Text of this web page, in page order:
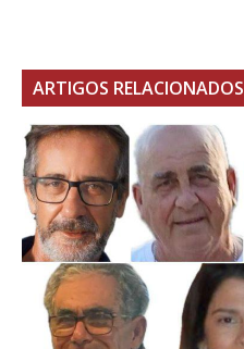
ARTIGOS RELACIONADOS